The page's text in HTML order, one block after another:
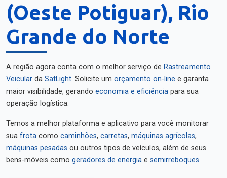
(Oeste Potiguar), Rio
Grande do Norte
A região agora conta com o melhor serviço de Rastreamento
Veicular da SatLight. Solicite um orçamento on-line e garanta
maior visibilidade, gerando economia e eficiência para sua
operação logística.
Temos a melhor plataforma e aplicativo para você monitorar
sua frota como caminhões, carretas, máquinas agrícolas,
máquinas pesadas ou outros tipos de veículos, além de seus
bens-móveis como geradores de energia e semirreboques.